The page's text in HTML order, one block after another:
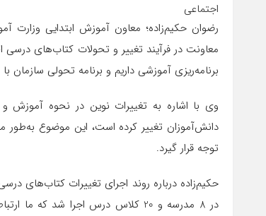
اجتماعی
رضوان حکیم‌زاده؛ معاون آموزش ابتدایی وزارت
معاونت در فرآیند تغییر و تحولات کتاب‌های
برنامه‌ریزی آموزشی داریم و برنامه تحولی
وی با اشاره به تغییرات نوین در نحوه آموزش
دانش‌آموزان تغییر کرده است، این موضوع
توجه قرار گیرد.
حکیم‌زاده درباره روند اجرای تغییرات کتاب‌های
در 8 مدرسه و 20 کلاس درس اجرا شد